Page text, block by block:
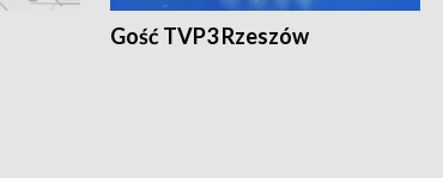
Gość TVP3 Rzeszów